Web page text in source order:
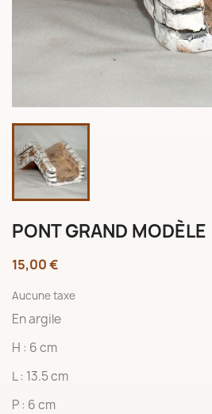
PONT GRAND MODÈLE
15,00 €
Aucune taxe
En argile
H : 6 cm
L : 13.5 cm
P : 6 cm